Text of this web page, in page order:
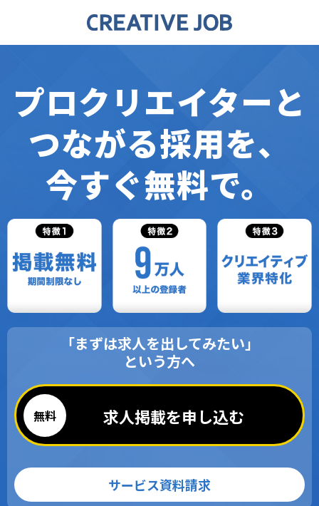
プロクリエイターと
つながる採用を、
今すぐ無料で。
「まずは求人を出してみたい」
という方へ
求人掲載を申し込む
サービス資料請求